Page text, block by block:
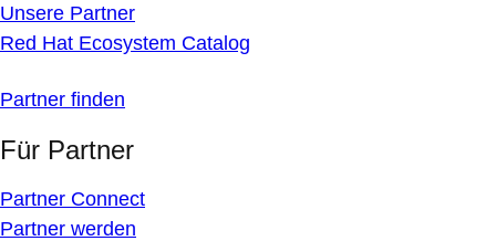
Unsere Partner
Red Hat Ecosystem Catalog
Partner finden
Für Partner
Partner Connect
Partner werden